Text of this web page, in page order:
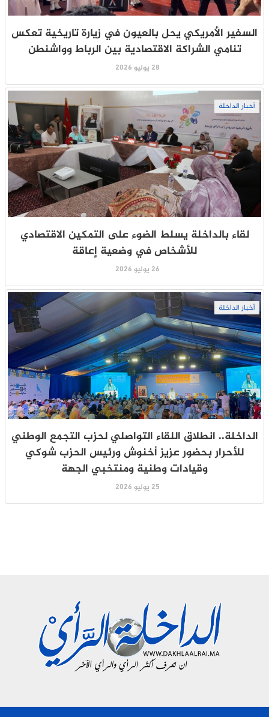
السفير الأمريكي يحل بالعيون في زيارة تاريخية تعكس
تنامي الشراكة الاقتصادية بين الرباط وواشنطن
28 يوليو 2026
أخبار الداخلة
لقاء بالداخلة يسلط الضوء على التمكين الاقتصادي
للأشخاص في وضعية إعاقة
26 يوليو 2026
أخبار الداخلة
الداخلة.. انطلاق اللقاء التواصلي لحزب التجمع الوطني
للأحرار بحضور عزيز أخنوش ورئيس الحزب شوكي
وقيادات وطنية ومنتخبي الجهة
25 يوليو 2026